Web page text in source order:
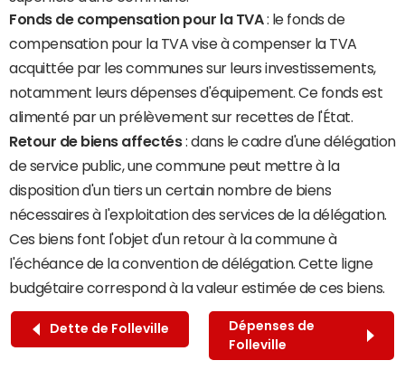
Fonds de compensation pour la TVA: le fonds de
compensation pour la TVA vise à compenser la TVA
acquittée par les communes sur leurs investissements,
notamment leurs dépenses d'équipement. Ce fonds est
alimenté par un prélèvement sur recettes de l'État.
Retour de biens affectés: dans le cadre d'une délégation
de service public, une commune peut mettre à la
disposition d'un tiers un certain nombre de biens
nécessaires à l'exploitation des services de la délégation.
Ces biens font l'objet d'un retour à la commune à
l'échéance de la convention de délégation. Cette ligne
budgétaire correspond à la valeur estimée de ces biens.
Dette de Folleville
Dépenses de
Folleville